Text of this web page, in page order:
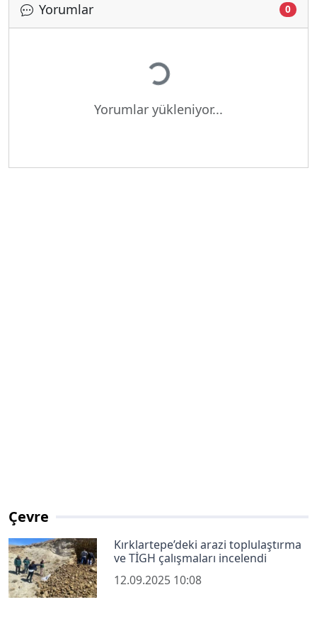
Yorumlar 0
Yükleniyor...
Yorumlar yükleniyor...
Çevre
Kırklartepe’deki arazi toplulaştırma
ve TİGH çalışmaları incelendi
12.09.2025 10:08